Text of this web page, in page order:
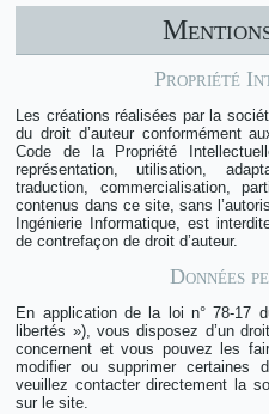
Propriété
Les créations réalisées par la
du droit d’auteur conformément
Code de la Propriété
représentation, utilisation,
traduction, commercialisation,
contenus dans ce site, sans
Ingénierie Informatique, est
de contrefaçon de droit d’auteur.
Données
En application de la loi n° 78-17
libertés »), vous disposez d’un
concernent et vous pouvez les
modifier ou supprimer certaines
veuillez contacter directement la
sur le site.